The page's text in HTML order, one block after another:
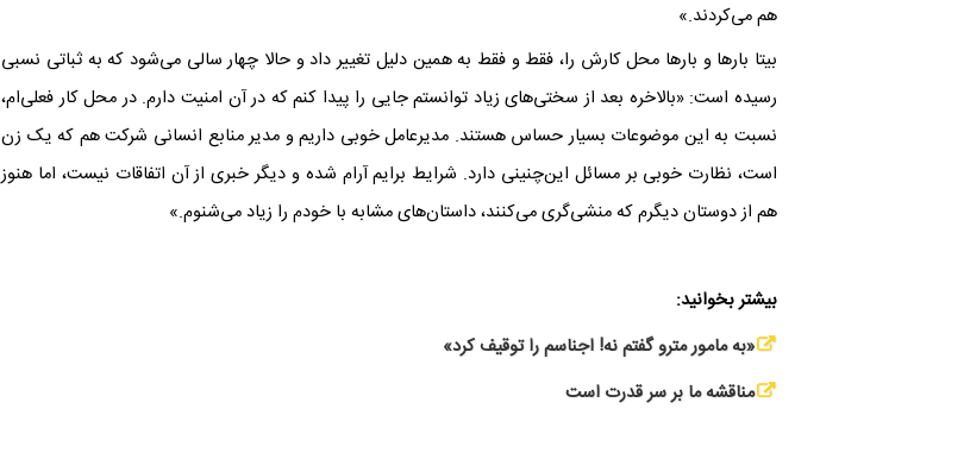
هم می‌کردند.»
بیتا بارها و بارها محل کارش را، فقط و فقط به همین دلیل تغییر داد و حالا چهار سالی می‌شود که به ثباتی نسبی
رسیده است: «بالاخره بعد از سختی‌های زیاد توانستم جایی را پیدا کنم که در آن امنیت دارم. در محل کار فعلی‌ام،
نسبت به این موضوعات بسیار حساس هستند. مدیرعامل خوبی داریم و مدیر منابع انسانی شرکت هم که یک زن
است، نظارت خوبی بر مسائل این‌چنینی دارد. شرایط برایم آرام شده و دیگر خبری از آن اتفاقات نیست، اما هنوز
هم از دوستان دیگرم که منشی‌گری می‌کنند، داستان‌های مشابه با خودم را زیاد می‌شنوم.»
بیشتر بخوانید:
«به مامور مترو گفتم نه! اجناسم را توقیف کرد»
مناقشه ما بر سر قدرت است